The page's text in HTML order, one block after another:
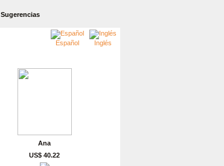
Sugerencias
Español Inglés
Ana
US$ 40.22